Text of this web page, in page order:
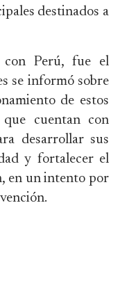
destinados a
con Perú, fue el
se informó sobre
de estos
que cuentan con
desarrollar sus
y fortalecer el
en un intento por